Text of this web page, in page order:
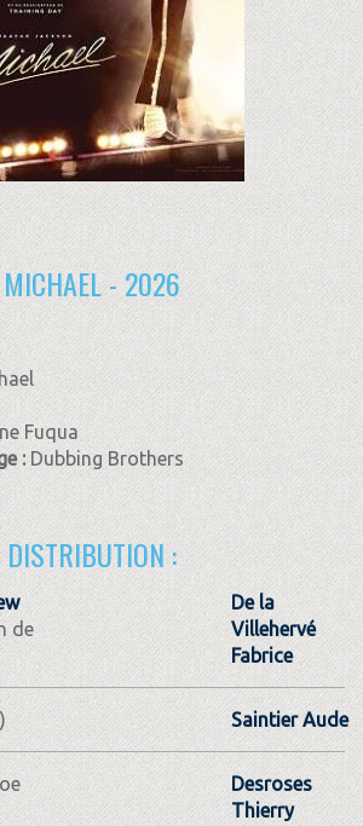
MICHAEL - 2026
Fuqua
:Dubbing Brothers
DISTRIBUTION :
de
De la
Villehervé
Fabrice
Saintier Aude
Desroses
Thierry